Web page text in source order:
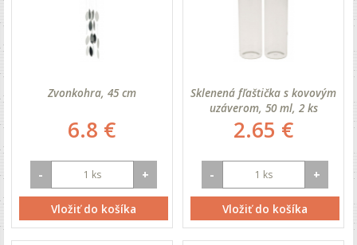
Zvonkohra, 45 cm
6.8 €
- +
Vložiť do košíka
Sklenená fľaštička s kovovým
uzáverom, 50 ml, 2 ks
2.65 €
- +
Vložiť do košíka